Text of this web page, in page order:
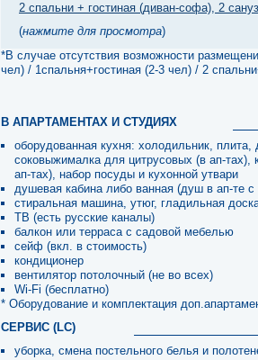
2 спальни + гостиная (диван-софа), 2
(нажмите для просмотра)
*В случае отсутствия возможности
чел) / 1спальня+гостиная (2-3 чел) / 2
В АПАРТАМЕНТАХ И СТУДИЯХ
оборудованная кухня: холодильник,
соковыжималка для цитрусовых (в ап-тах),
ап-тах), набор посуды и кухонной утвари
душевая кабина либо ванная (душ в ап-те
стиральная машина, утюг, гладильная
ТВ (есть русские каналы)
балкон или терраса с садовой мебелью
сейф (вкл. в стоимость)
кондиционер
вентилятор потолочный (не во всех)
Wi-Fi (бесплатно)
* Оборудование и комплектация
СЕРВИС (LC)
уборка, смена постельного белья и